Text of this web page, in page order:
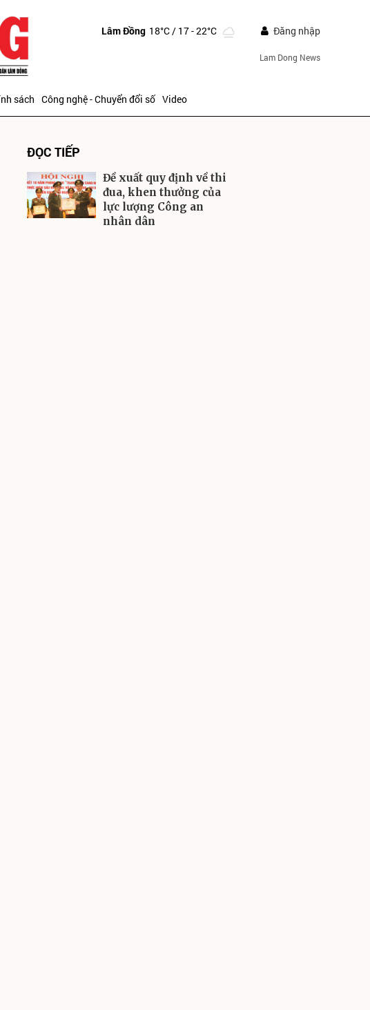
Lâm Đồng 18°C/ 17 - 22°C Đăng nhập
Lam Dong News
sách Công nghệ - Chuyển đổi số Video
ĐỌC TIẾP
Đề xuất quy định về thi
đua, khen thưởng của
lực lượng Công an
nhân dân